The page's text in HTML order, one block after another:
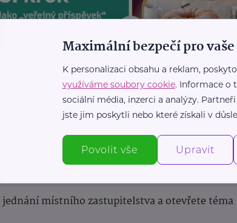
komunitní organizace
mateřském centru besedu s pěstouny nebo
jednání místního zastupitelstva a otevřete téma
Maximální bezpečí pro
K personalizaci obsahu a reklam,
využíváme soubory cookie. Informace o
sociální média, inzerci a analýzy.
jste jim poskytli nebo které získali v
Povolit vše Upravit